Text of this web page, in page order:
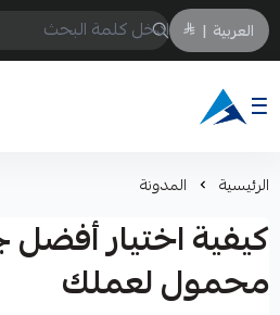
العربية |
Arabtechksa
الرئيسية المدونة
كيفية اختيار أفضل
محمول لعملك